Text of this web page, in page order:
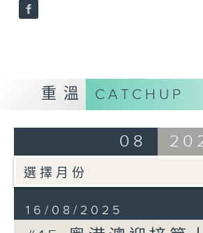
重溫 CATCHUP
08
16/08/2025